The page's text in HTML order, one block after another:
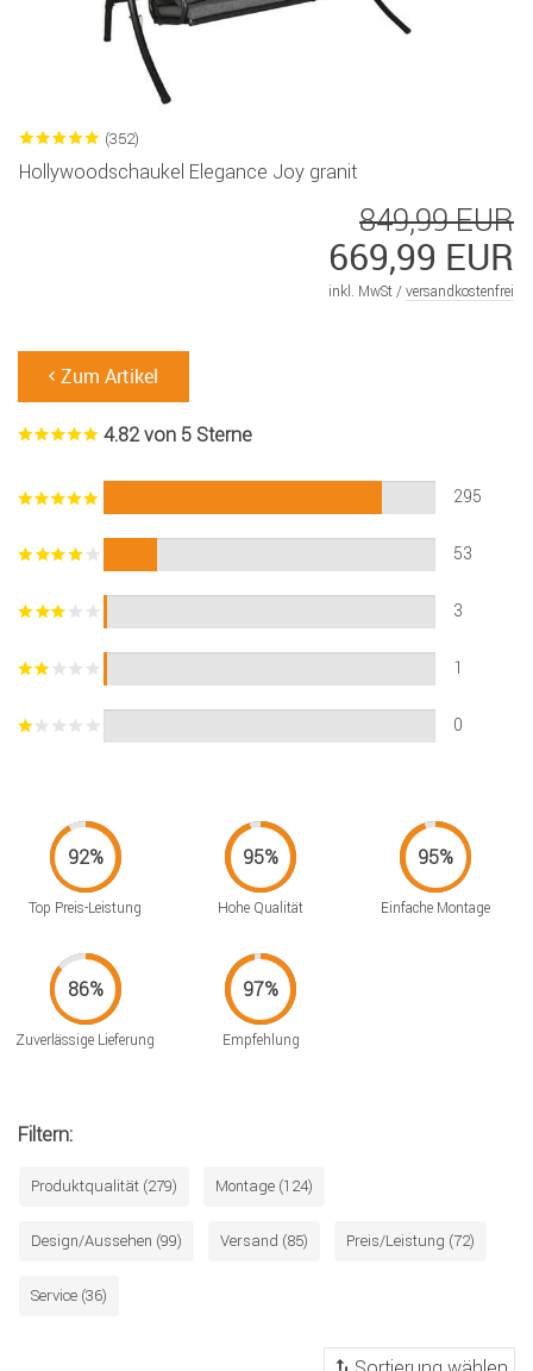
(352)
Hollywoodschaukel Elegance Joy granit
849,99 EUR
669,99 EUR
inkl. MwSt / versandkostenfrei
Zum Artikel
4.82 von 5 Sterne
295
53
3
1
0
Top Preis-Leistung Hohe Qualität Einfache Montage
Zuverlässige Lieferung Empfehlung
Filtern:
Produktqualität (279) Montage (124)
Design/Aussehen (99) Versand (85) Preis/Leistung (72)
Service (36)